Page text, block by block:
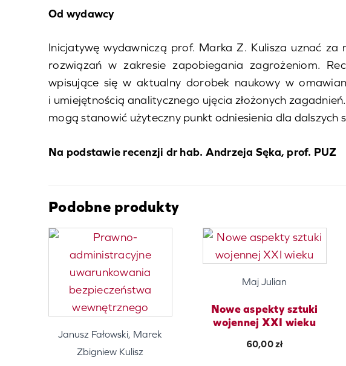
Od wydawcy
Inicjatywę wydawniczą prof. Marka Z. Kulisza uznać
rozwiązań w zakresie zapobiegania zagrożeniom.
wpisujące się w aktualny dorobek naukowy w
i umiejętnością analitycznego ujęcia złożonych
mogą stanowić użyteczny punkt odniesienia dla dalszych
Na podstawie recenzji dr hab. Andrzeja Sęka, prof. PUZ
Podobne produkty
Janusz Fałowski, Marek
Zbigniew Kulisz
Maj Julian
Nowe aspekty sztuki
wojennej XXI wieku
60,00zł